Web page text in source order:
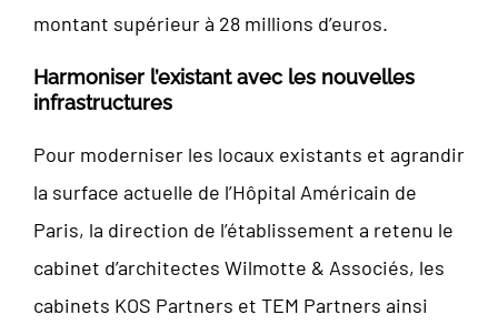
montant supérieur à 28 millions d’euros.
Harmoniser l’existant avec les nouvelles
infrastructures
Pour moderniser les locaux existants et agrandir
la surface actuelle de l’Hôpital Américain de
Paris, la direction de l’établissement a retenu le
cabinet d’architectes Wilmotte & Associés, les
cabinets KOS Partners et TEM Partners ainsi